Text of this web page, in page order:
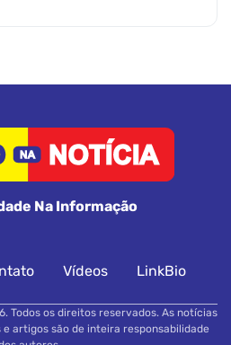
Na Informação
Vídeos LinkBio
Todos os direitos reservados. As notícias
artigos são de inteira responsabilidade